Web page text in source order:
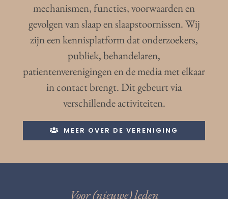
mechanismen, functies, voorwaarden en
gevolgen van slaap en slaapstoornissen. Wij
zijn een kennisplatform dat onderzoekers,
publiek, behandelaren,
patientenverenigingen en de media met elkaar
in contact brengt. Dit gebeurt via
verschillende activiteiten.
MEER OVER DE VERENIGING
Voor (nieuwe) leden